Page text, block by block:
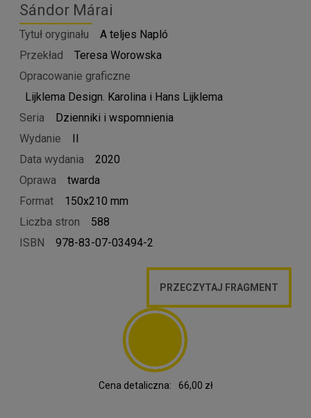
Sándor Márai
Tytuł oryginału
A teljes Napló
Przekład
Teresa Worowska
Opracowanie graficzne
Lijklema Design. Karolina i Hans Lijklema
Seria
Dzienniki i wspomnienia
Wydanie
II
Data wydania
2020
Oprawa
twarda
Format
150x210 mm
Liczba stron
588
ISBN
978-83-07-03494-2
PRZECZYTAJ FRAGMENT
Cena detaliczna: 66,00 zł